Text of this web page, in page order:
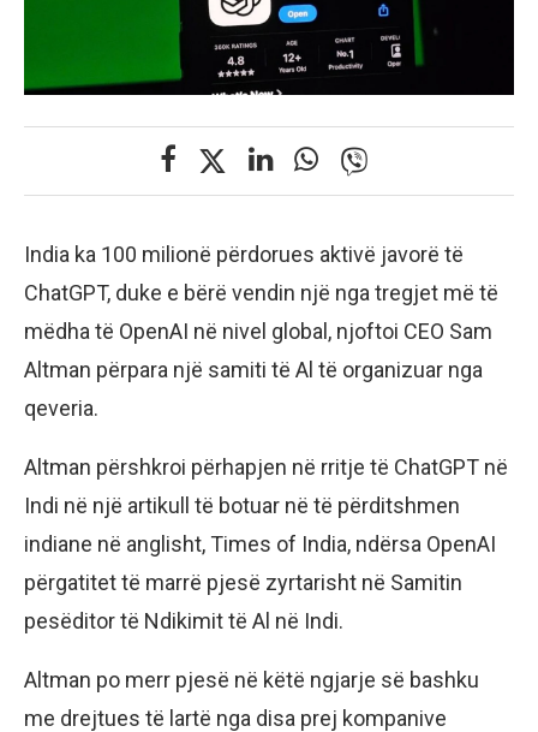
India ka 100 milionë përdorues aktivë javorë të
ChatGPT, duke e bërë vendin një nga tregjet më të
mëdha të OpenAI në nivel global, njoftoi CEO Sam
Altman përpara një samiti të Al të organizuar nga
qeveria.
Altman përshkroi përhapjen në rritje të ChatGPT në
Indi në një artikull të botuar në të përditshmen
indiane në anglisht, Times of India, ndërsa OpenAI
përgatitet të marrë pjesë zyrtarisht në Samitin
pesëditor të Ndikimit të Al në Indi.
Altman po merr pjesë në këtë ngjarje së bashku
me drejtues të lartë nga disa prej kompanive